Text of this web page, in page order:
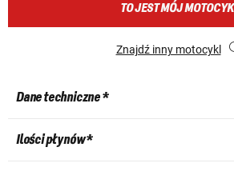
TO JEST MÓJ
Znajdź inny motocykl
Dane techniczne *
Ilości płynów *